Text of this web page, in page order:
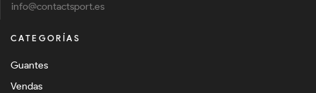
info@contactsport.es
CATEGORÍAS
Guantes
Vendas